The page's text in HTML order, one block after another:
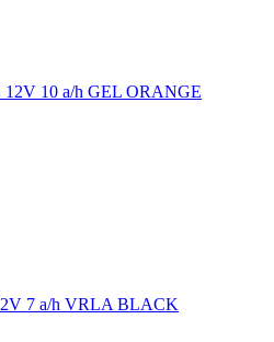
10 a/h GEL ORANGE
7 a/h VRLA BLACK